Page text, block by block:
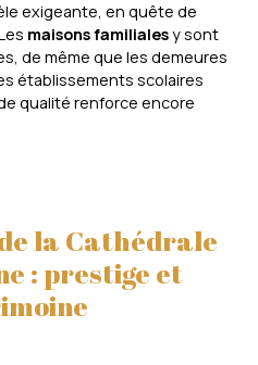
exigeante, en quête de
maisons familialesy sont
de même que les demeures
établissements scolaires
qualité renforce encore
la Cathédrale
: prestige et